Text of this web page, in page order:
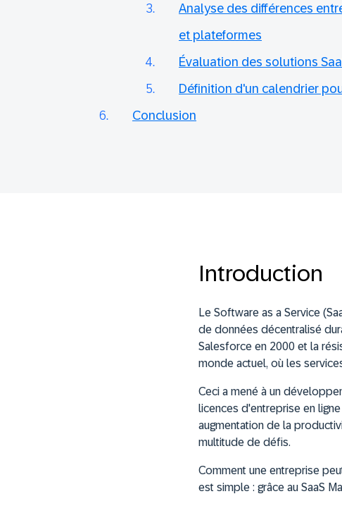
Analyse des différences
et plateformes
Évaluation des solutions
Définition d'un calendrier
Conclusion
Introduction
Le Software as a Service
de données décentralisé
Salesforce en 2000 et la
monde actuel, où les
Ceci a mené à un
licences d'entreprise en
augmentation de la
multitude de défis.
Comment une entreprise
est simple : grâce au SaaS